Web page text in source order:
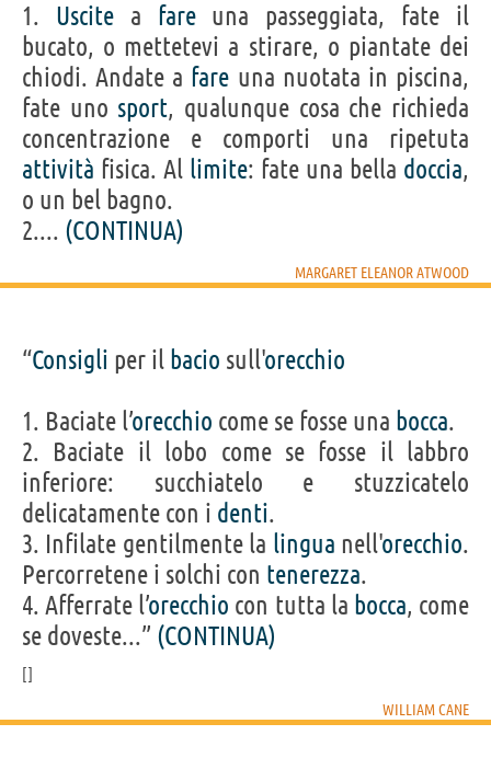
1. Uscitea fareuna passeggiata, fate il
bucato, o mettetevi a stirare, o piantate dei
chiodi. Andate a fare una nuotata in piscina,
fate uno sport, qualunque cosa che richieda
concentrazione e comporti una ripetuta
attività fisica. Al limite: fate una bella doccia,
o un bel bagno.
2.... (CONTINUA)
MARGARET ELEANOR ATWOOD
“Consigli per il bacio sull'orecchio
1. Baciate l’orecchio come se fosse una bocca.
2. Baciate il lobo come se fosse il labbro
inferiore: succhiatelo e stuzzicatelo
delicatamente con i denti.
3. Infilate gentilmente la lingua nell'orecchio.
Percorretene i solchi con tenerezza.
4. Afferrate l’orecchio con tutta la bocca, come
se doveste...” (CONTINUA)
WILLIAM CANE